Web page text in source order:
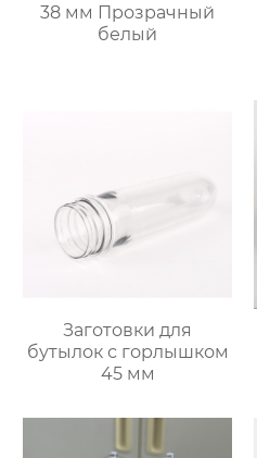
38 мм Прозрачный
белый
Заготовки для
бутылок с горлышком
45 мм